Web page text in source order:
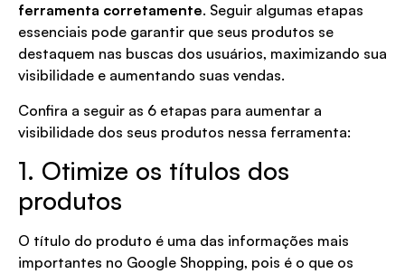
ferramenta corretamente. Seguir algumas etapas
essenciais pode garantir que seus produtos se
destaquem nas buscas dos usuários, maximizando sua
visibilidade e aumentando suas vendas.
Confira a seguir as 6 etapas para aumentar a
visibilidade dos seus produtos nessa ferramenta:
1. Otimize os títulos dos
produtos
O título do produto é uma das informações mais
importantes no Google Shopping, pois é o que os